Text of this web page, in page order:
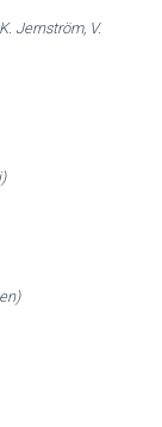
Jernström, V.